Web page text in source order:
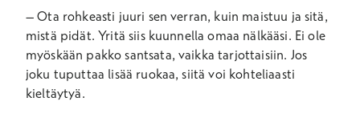
–Ota rohkeasti juuri sen verran, kuin maistuu ja sitä,
mistä pidät.Yritä siis kuunnellaomaa nälkääsi. Ei ole
myöskään pakko santsata, vaikka tarjottaisiin. Jos
joku tuputtaa lisää ruokaa, siitä voi kohteliaasti
kieltäytyä.